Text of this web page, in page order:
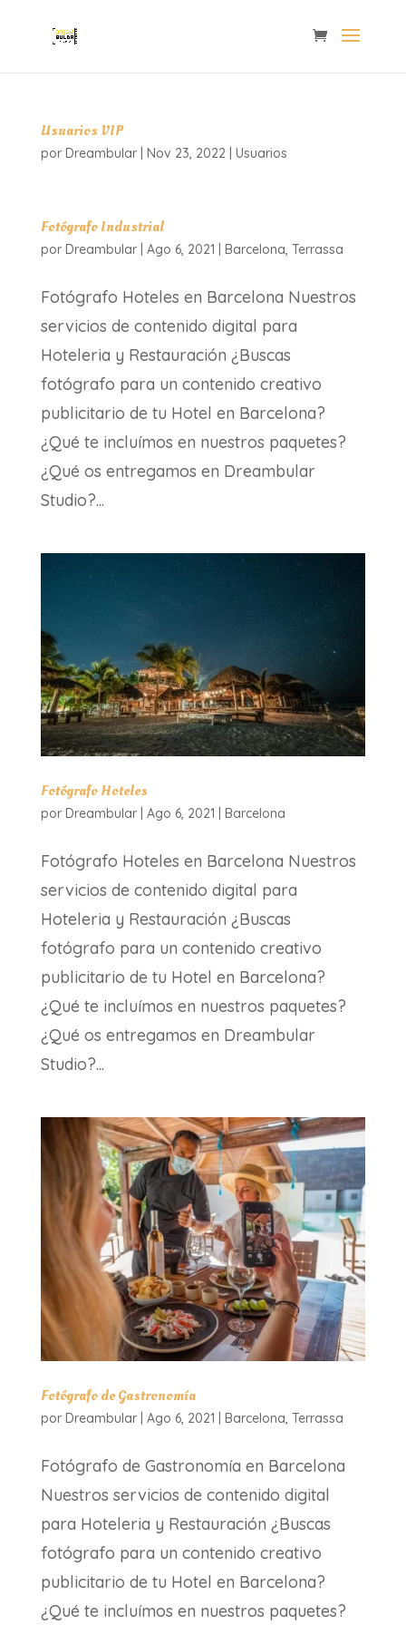
Usuarios VIP
por Dreambular| Nov 23, 2022| Usuarios
Fotógrafo Industrial
por Dreambular| Ago 6, 2021 Barcelona, Terrassa
Fotógrafo Hoteles en Barcelona Nuestros
servicios de contenido digital para
Hoteleria y Restauración ¿Buscas
fotógrafo para un contenido creativo
publicitario de tu Hotel en Barcelona?
¿Qué te incluímos en nuestros paquetes?
¿Qué os entregamos en Dreambular
Studio?...
Fotógrafo Hoteles
por Dreambular| Ago 6, 2021 Barcelona
Fotógrafo Hoteles en Barcelona Nuestros
servicios de contenido digital para
Hoteleria y Restauración ¿Buscas
fotógrafo para un contenido creativo
publicitario de tu Hotel en Barcelona?
¿Qué te incluímos en nuestros paquetes?
¿Qué os entregamos en Dreambular
Studio?...
Fotógrafo de Gastronomía
por Dreambular| Ago 6, 2021 Barcelona, Terrassa
Fotógrafo de Gastronomía en Barcelona
Nuestros servicios de contenido digital
para Hoteleria y Restauración ¿Buscas
fotógrafo para un contenido creativo
publicitario de tu Hotel en Barcelona?
¿Qué te incluímos en nuestros paquetes?